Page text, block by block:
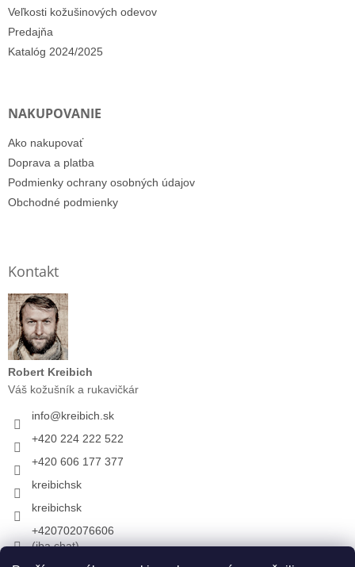
Veľkosti kožušinových odevov
Predajňa
Katalóg 2024/2025
NAKUPOVANIE
Ako nakupovať
Doprava a platba
Podmienky ochrany osobných údajov
Obchodné podmienky
Kontakt
Robert Kreibich
Váš kožušník a rukavičkár
info@kreibich.sk
+420 224 222 522
+420 606 177 377
kreibichsk
kreibichsk
+420702076606
(iba chat)